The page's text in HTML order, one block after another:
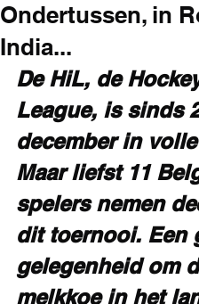
Ondertussen, in
India...
De HiL, de
League, is sinds
december in
Maar liefst 11
spelers nemen
dit toernooi. Een
gelegenheid om
melkkoe in het